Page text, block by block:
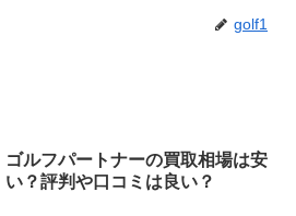
golf1
ゴルフパートナーの買取相場は安
い？評判や口コミは良い？